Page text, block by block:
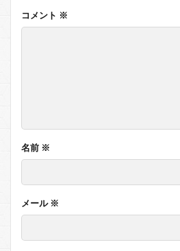
コメント ※
名前 ※
メール ※